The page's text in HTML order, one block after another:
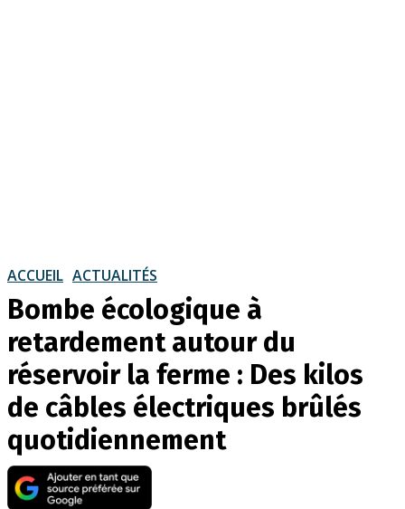
ACCUEIL ACTUALITÉS
Bombe écologique à
retardement autour du
réservoir la ferme : Des kilos
de câbles électriques brûlés
quotidiennement